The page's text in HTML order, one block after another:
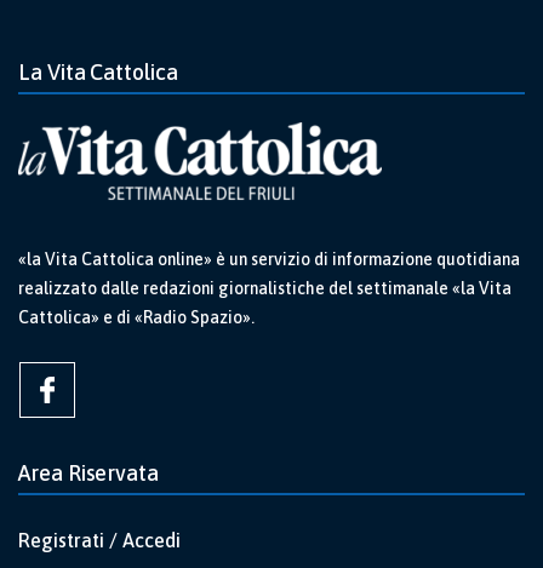
La Vita Cattolica
«la Vita Cattolica online» è un servizio di informazione quotidiana
realizzato dalle redazioni giornalistiche del settimanale «la Vita
Cattolica» e di «Radio Spazio».
Area Riservata
Registrati / Accedi